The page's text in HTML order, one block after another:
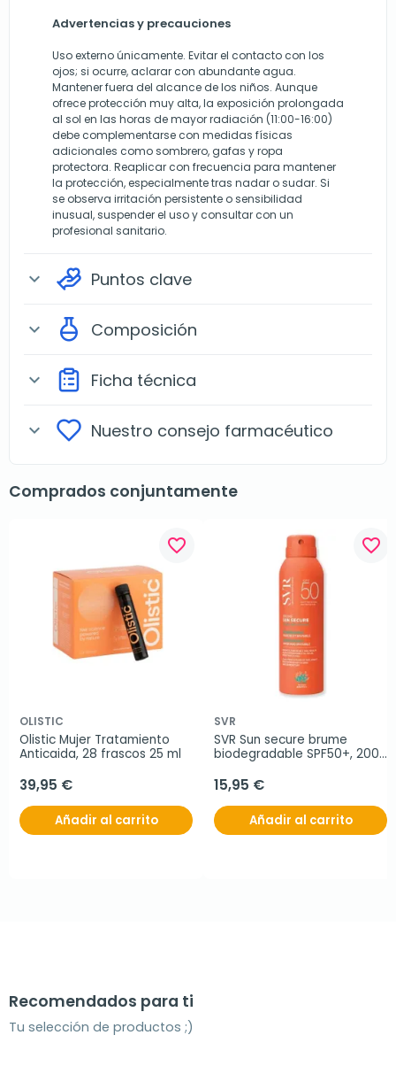
Advertencias y precauciones
Uso externo únicamente. Evitar el contacto con los
ojos; si ocurre, aclarar con abundante agua.
Mantener fuera del alcance de los niños. Aunque
ofrece protección muy alta, la exposición prolongada
al sol en las horas de mayor radiación (11:00-16:00)
debe complementarse con medidas físicas
adicionales como sombrero, gafas y ropa
protectora. Reaplicar con frecuencia para mantener
la protección, especialmente tras nadar o sudar. Si
se observa irritación persistente o sensibilidad
inusual, suspender el uso y consultar con un
profesional sanitario.
expand_more Puntos clave
expand_more Composición
expand_more Ficha técnica
expand_more Nuestro consejo farmacéutico
Comprados conjuntamente
favorite_border
OLISTIC
Olistic Mujer Tratamiento
Anticaida, 28 frascos 25 ml
39,95 €
Añadir al carrito
favorite_border
SVR
SVR Sun secure brume
biodegradable SPF50+, 200
15,95 €
Añadir al carrito
Recomendados para ti
Tu selección de productos ;)